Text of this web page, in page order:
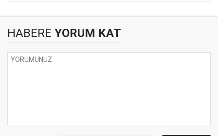
HABERE YORUM KAT